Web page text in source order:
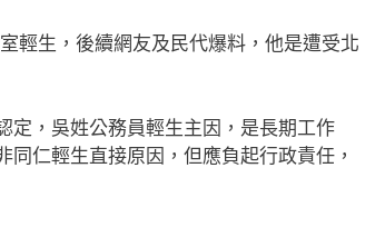
輕生，後續網友及民代爆料，他是遭受北
定，吳姓公務員輕生主因，是長期工作
仁輕生直接原因，但應負起行政責任，